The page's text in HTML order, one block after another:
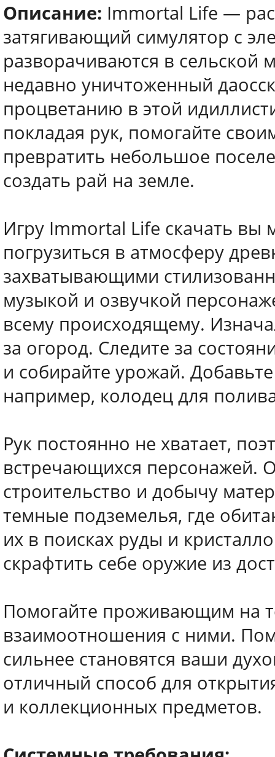
Описание: Immortal Life —
затягивающий симулятор с
разворачиваются в сельской
недавно уничтоженный
процветанию в этой
покладая рук, помогайте
превратить небольшое
создать рай на земле.
Игру Immortal Life скачать вы
погрузиться в атмосферу
захватывающими
музыкой и озвучкой
всему происходящему.
за огород. Следите за
и собирайте урожай.
например, колодец для
Рук постоянно не хватает,
встречающихся персонажей.
строительство и добычу
темные подземелья, где
их в поисках руды и
скрафтить себе оружие из
Помогайте проживающим на
взаимоотношения с ними.
сильнее становятся ваши
отличный способ для
и коллекционных предметов.